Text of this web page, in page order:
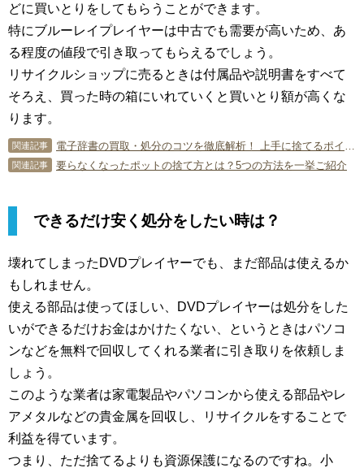
どに買いとりをしてもらうことができます。
特にブルーレイプレイヤーは中古でも需要が高いため、あ
る程度の値段で引き取ってもらえるでしょう。
リサイクルショップに売るときは付属品や説明書をすべて
そろえ、買った時の箱にいれていくと買いとり額が高くな
ります。
関連記事
関連記事 要らなくなったポットの捨て方とは？5つの方法を一挙ご紹介
できるだけ安く処分をしたい時は？
壊れてしまったDVDプレイヤーでも、まだ部品は使えるか
もしれません。
使える部品は使ってほしい、DVDプレイヤーは処分をした
いができるだけお金はかけたくない、というときはパソコ
ンなどを無料で回収してくれる業者に引き取りを依頼しま
しょう。
このような業者は家電製品やパソコンから使える部品やレ
アメタルなどの貴金属を回収し、リサイクルをすることで
利益を得ています。
つまり、ただ捨てるよりも資源保護になるのですね。小